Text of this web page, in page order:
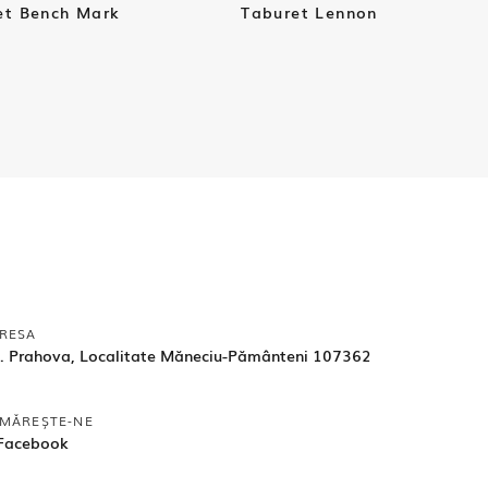
Bench Mark Taburet Lennon
Prahova, Localitate Măneciu-Pământeni 107362
NE